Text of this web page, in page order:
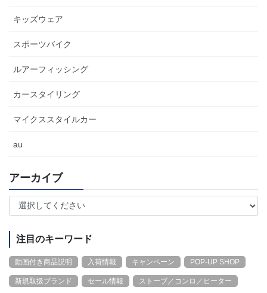
キッズウェア
スポーツバイク
ルアーフィッシング
カースタイリング
マイクススタイルカー
au
アーカイブ
注目のキーワード
動画付き商品説明 入荷情報 キャンペーン POP-UP SHOP
新規取扱ブランド セール情報 ストーブ／コンロ／ヒーター